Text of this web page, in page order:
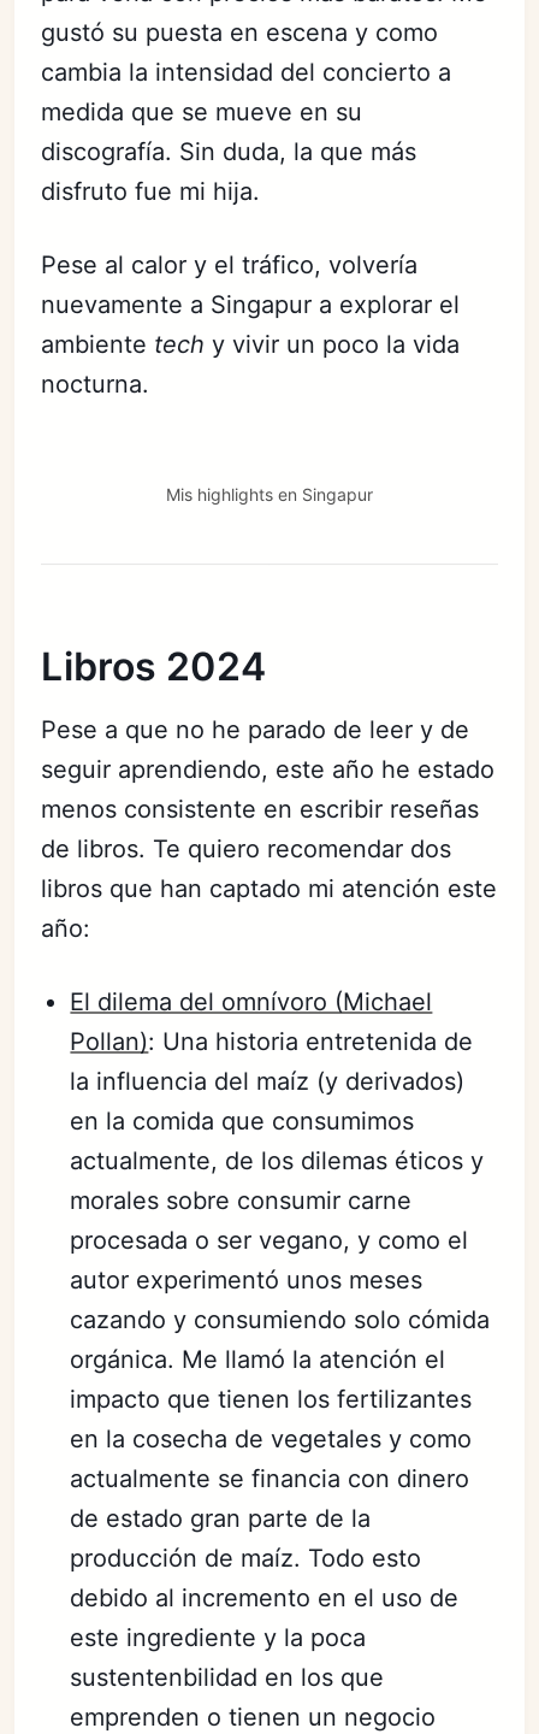
gustó su puesta en escena y como
cambia la intensidad del concierto a
medida que se mueve en su
discografía. Sin duda, la que más
disfruto fue mi hija.
Pese al calor y el tráfico, volvería
nuevamente a Singapur a explorar el
ambiente tech y vivir un poco la vida
nocturna.
Mis highlights en Singapur
Libros 2024
Pese a que no he parado de leer y de
seguir aprendiendo, este año he estado
menos consistente en escribir reseñas
de libros. Te quiero recomendar dos
libros que han captado mi atención este
año:
El dilema del omnívoro (Michael
Pollan): Una historia entretenida de
la influencia del maíz (y derivados)
en la comida que consumimos
actualmente, de los dilemas éticos y
morales sobre consumir carne
procesada o ser vegano, y como el
autor experimentó unos meses
cazando y consumiendo solo cómida
orgánica. Me llamó la atención el
impacto que tienen los fertilizantes
en la cosecha de vegetales y como
actualmente se financia con dinero
de estado gran parte de la
producción de maíz. Todo esto
debido al incremento en el uso de
este ingrediente y la poca
sustentenbilidad en los que
emprenden o tienen un negocio